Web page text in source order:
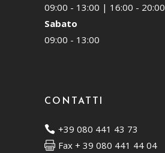
09:00 - 13:00 | 16:00 - 20:00
Sabato
09:00 - 13:00
CONTATTI
+39 080 441 43 73
Fax + 39 080 441 44 04